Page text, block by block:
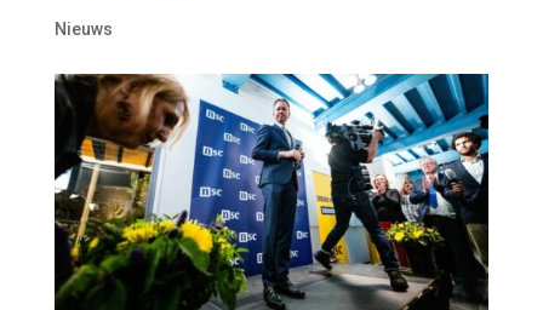
Nieuws